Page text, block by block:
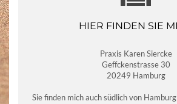
HIER FINDEN SIE
Praxis Karen Siercke
Geffckenstrasse 30
20249 Hamburg
Sie finden mich auch südlich von